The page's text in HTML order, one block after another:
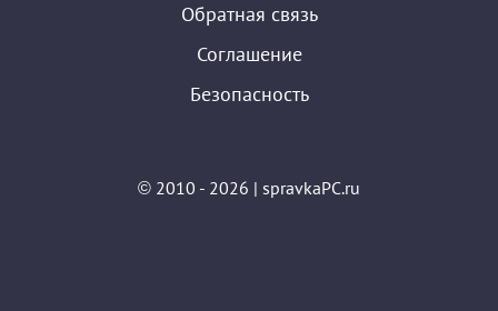
Обратная связь
Соглашение
Безопасность
© 2010 - 2026 | spravkaPC.ru